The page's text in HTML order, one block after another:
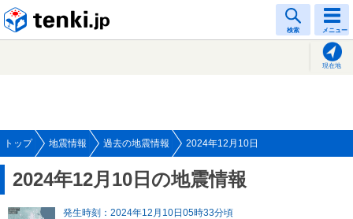
検索 メニュー
現在地
トップ 地震情報 過去の地震情報 2024年12月10日
2024年12月10日の地震情報
発生時刻：2024年12月10日05時33分頃